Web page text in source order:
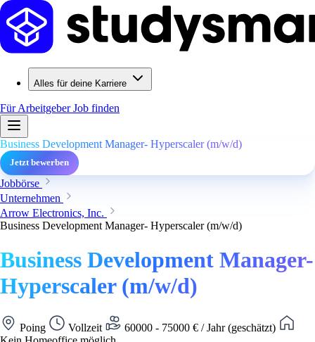
Alles für deine Karriere
Für ArbeitgeberJob finden
Business Development Manager- Hyperscaler (m/w/d)
Jetzt bewerben
Jobbörse
Unternehmen
Arrow Electronics, Inc.
Business Development Manager- Hyperscaler (m/w/d)
Business Development Manager-
Hyperscaler (m/w/d)
Poing Vollzeit
60000 - 75000 € / Jahr (geschätzt)